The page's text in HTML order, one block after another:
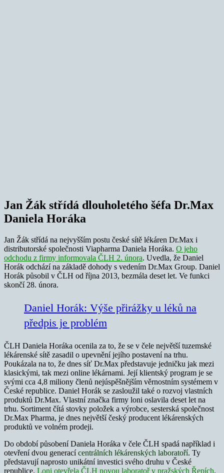
Jan Žák střídá dlouholetého šéfa Dr.Max
Daniela Horáka
Jan Žák střídá na nejvyšším postu české sítě lékáren Dr.Max i
distributorské společnosti Viapharma Daniela Horáka. O jeho
odchodu z firmy informovala ČLH 2. února. Uvedla, že Daniel
Horák odchází na základě dohody s vedením Dr.Max Group. Daniel
Horák působil v ČLH od října 2013, bezmála deset let. Ve funkci
skončí 28. února.
Daniel Horák: Výše přirážky u léků na
předpis je problém
ČLH Daniela Horáka ocenila za to, že se v čele největší tuzemské
lékárenské sítě zasadil o upevnění jejího postavení na trhu.
Poukázala na to, že dnes síť Dr.Max představuje jedničku jak mezi
klasickými, tak mezi online lékárnami. Její klientský program je se
svými cca 4,8 miliony členů nejúspěšnějším věrnostním systémem v
České republice. Daniel Horák se zasloužil také o rozvoj vlastních
produktů Dr.Max. Vlastní značka firmy loni oslavila deset let na
trhu. Sortiment čítá stovky položek a výrobce, sesterská společnost
Dr.Max Pharma, je dnes největší český producent lékárenských
produktů ve volném prodeji.
Do období působení Daniela Horáka v čele ČLH spadá například i
otevření dvou generacícentrálních lékárenských laboratoří. Ty
představují naprosto unikátní investici svého druhu v České
republice. Loni otevřela ČLH novou laboratořv pražských Řepích.